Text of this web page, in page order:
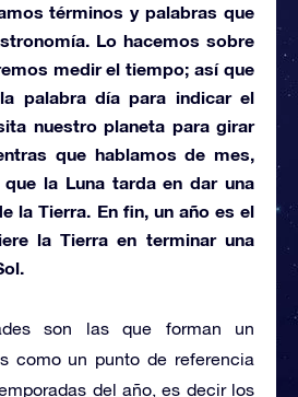
términos y palabras que
Lo hacemos sobre
medir el tiempo; así que
palabra díapara indicar el
nuestro planeta para girar
que hablamos de mes,
la Luna tarda en dar una
la Tierra. En fin, un añoes el
la Tierra en terminar una
son las que forman un
como un punto de referencia
del año, es decir los